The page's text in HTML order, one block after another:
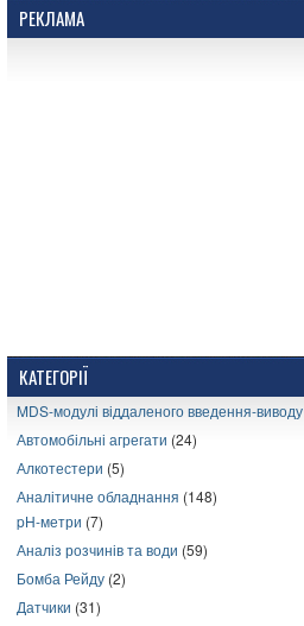
РЕКЛАМА
КАТЕГОРІЇ
MDS-модулі віддаленого введення-виводу
Автомобільні агрегати (24)
Алкотестери (5)
Аналітичне обладнання (148)
pH-метри (7)
Аналіз розчинів та води (59)
Бомба Рейду (2)
Датчики (31)